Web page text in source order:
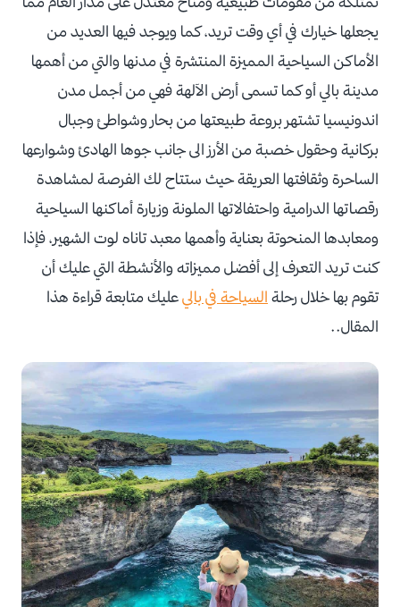
يجعلها خيارك في أي وقت تريد، كما ويوجد فيها العديد من
الأماكن السياحية المميزة المنتشرة في مدنها والتي من أهمها
مدينة بالي أو كما تسمى أرض الآلهة فهي من أجمل مدن
اندونيسيا تشتهر بروعة طبيعتها من بحار وشواطئ وجبال
بركانية وحقول خصبة من الأرز الى جانب جوها الهادئ وشوارعها
الساحرة وثقافتها العريقة حيث ستتاح لك الفرصة لمشاهدة
رقصاتها الدرامية واحتفالاتها الملونة وزيارة أماكنها السياحية
ومعابدها المنحوتة بعناية وأهمها معبد تاناه لوت الشهير، فإذا
كنت تريد التعرف إلى أفضل مميزاته والأنشطة التي عليك أن
تقوم بها خلال رحلة السياحة في باليعليك متابعة قراءة هذا
المقال..